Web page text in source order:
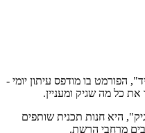
הפורמט בו מודפס עיתון יומי -
כל מה שגיק ומעניין.
היא חנות תכנית שותפים